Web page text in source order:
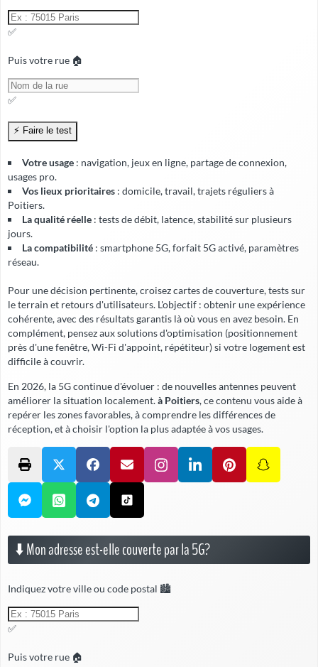
✅
Puis votre rue 🏠
✅
Votre usage : navigation, jeux en ligne, partage de connexion,
usages pro.
Vos lieux prioritaires : domicile, travail, trajets réguliers à
Poitiers.
La qualité réelle : tests de débit, latence, stabilité sur plusieurs
jours.
La compatibilité : smartphone 5G, forfait 5G activé, paramètres
réseau.
Pour une décision pertinente, croisez cartes de couverture, tests sur
le terrain et retours d'utilisateurs. L'objectif : obtenir une expérience
cohérente, avec des résultats garantis là où vous en avez besoin. En
complément, pensez aux solutions d'optimisation (positionnement
près d'une fenêtre, Wi-Fi d'appoint, répétiteur) si votre logement est
difficile à couvrir.
En 2026, la 5G continue d'évoluer : de nouvelles antennes peuvent
améliorer la situation localement.à Poitiers, ce contenu vous aide à
repérer les zones favorables, à comprendre les différences de
réception, et à choisir l'option la plus adaptée à vos usages.
⬇️ Mon adresse est-elle couverte par la 5G?
Indiquez votre ville ou code postal 🏙️
✅
Puis votre rue 🏠